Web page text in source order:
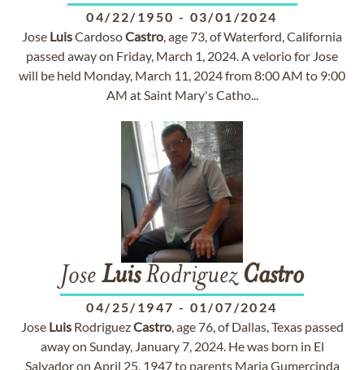
04/22/1950 - 03/01/2024
Jose LuisCardosoCastro, age 73, of Waterford, California
passed away on Friday, March 1, 2024. A velorio for Jose
will be held Monday, March 11, 2024 from 8:00 AM to 9:00
AM at Saint Mary's Catho...
Jose LuisRodriguezCastro
04/25/1947 - 01/07/2024
Jose LuisRodriguezCastro, age 76, of Dallas, Texas passed
away on Sunday, January 7, 2024. He was born in El
Salvador on April 25, 1947 to parents Maria Gumercinda